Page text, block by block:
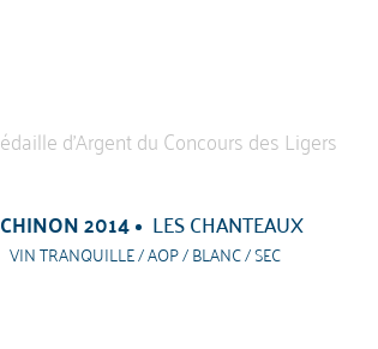
CHINON 2014 LES CHANTEAUX
VIN TRANQUILLE / AOP / BLANC / SEC